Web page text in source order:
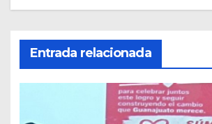
Entrada relacionada